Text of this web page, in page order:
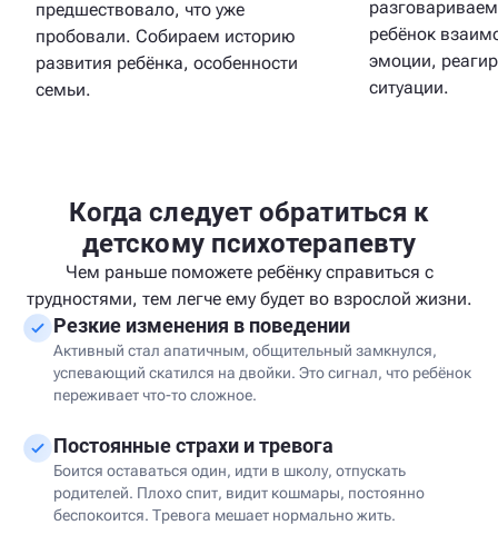
предшествовало, что уже
пробовали. Собираем историю
развития ребёнка, особенности
семьи.
ребёнок
эмоции,
ситуации.
Когда следует обратиться к
детскому психотерапевту
Чем раньше поможете ребёнку справиться с
трудностями, тем легче ему будет во взрослой жизни.
Резкие изменения в поведении
Активный стал апатичным, общительный замкнулся,
успевающий скатился на двойки. Это сигнал, что ребёнок
переживает что-то сложное.
Постоянные страхи и тревога
Боится оставаться один, идти в школу, отпускать
родителей. Плохо спит, видит кошмары, постоянно
беспокоится. Тревога мешает нормально жить.